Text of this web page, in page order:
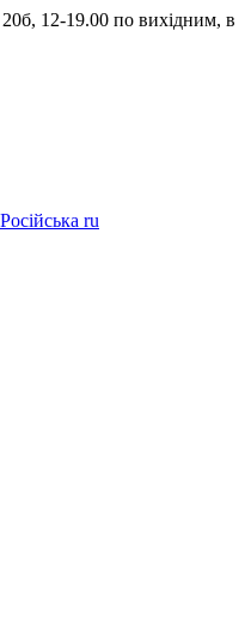
12-19.00 по вихідним, в
Російська ru